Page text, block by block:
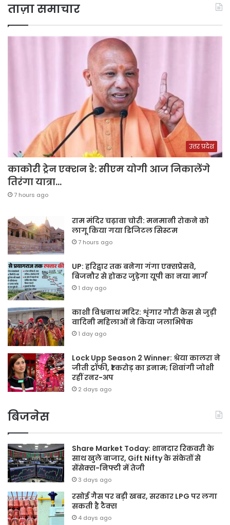
ताज़ा समाचार
उत्तर प्रदेश
काकोरी ट्रेन एक्शन डे: सीएम योगी आज निकालेंगे
तिरंगा यात्रा…
7 hours ago
राम मंदिर चढ़ावा चोरी: मनमानी रोकने को
लागू किया गया डिजिटल सिस्टम
7 hours ago
UP: हरिद्वार तक बनेगा गंगा एक्सप्रेसवे,
बिजनौर से होकर जुड़ेगा यूपी का नया मार्ग
1 day ago
काशी विश्वनाथ मदिर: शृंगार गौरी केस से जुड़ी
वादिनी महिलाओं ने किया जलाभिषेक
1 day ago
Lock Upp Season 2 Winner: श्रेया कालरा ने
जीती ट्रॉफी, ₹1 करोड़ का इनाम; शिवांगी जोशी
रहीं रनर-अप
2 days ago
बिजनेस
Share Market Today: शानदार रिकवरी के
साथ खुले बाजार, Gift Nifty के संकेतों से
सेंसेक्स-निफ्टी में तेजी
3 days ago
रसोई गैस पर बड़ी खबर, सरकार LPG पर लगा
सकती है टैक्स
4 days ago